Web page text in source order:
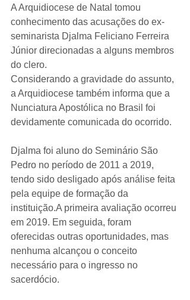
A Arquidiocese de Natal tomou
conhecimento das acusações do ex-
seminarista Djalma Feliciano Ferreira
Júnior direcionadas a alguns membros
do clero.
Considerando a gravidade do assunto,
a Arquidiocese também informa que a
Nunciatura Apostólica no Brasil foi
devidamente comunicada do ocorrido.
Djalma foi aluno do Seminário São
Pedro no período de 2011 a 2019,
tendo sido desligado após análise feita
pela equipe de formação da
instituição.A primeira avaliação ocorreu
em 2019. Em seguida, foram
oferecidas outras oportunidades, mas
nenhuma alcançou o conceito
necessário para o ingresso no
sacerdócio.